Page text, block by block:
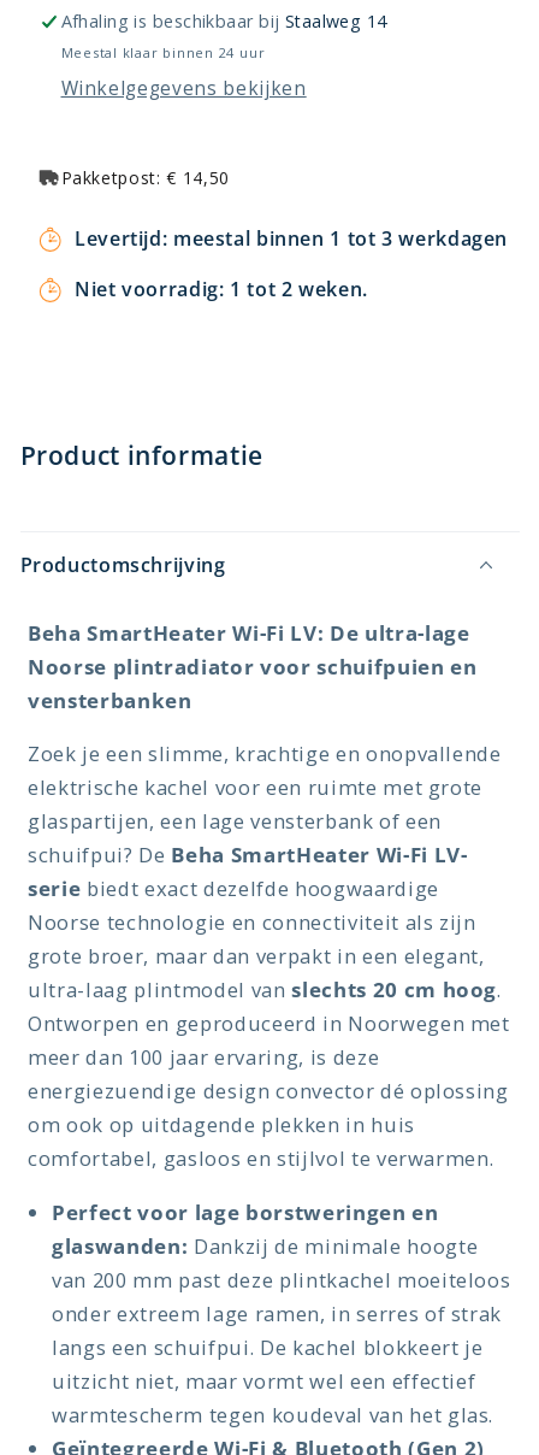
LV
serie
LV
serie
Afhaling is beschikbaar bij Staalweg 14
Meestal klaar binnen 24 uur
Winkelgegevens bekijken
Pakketpost: € 14,50
Levertijd: meestal binnen 1 tot 3 werkdagen
Niet voorradig: 1 tot 2 weken.
Product informatie
Productomschrijving
Beha SmartHeater Wi-Fi LV: De ultra-lage
Noorse plintradiator voor schuifpuien en
vensterbanken
Zoek je een slimme, krachtige en onopvallende
elektrische kachel voor een ruimte met grote
glaspartijen, een lage vensterbank of een
schuifpui? De Beha SmartHeater Wi-Fi LV-
serie biedt exact dezelfde hoogwaardige
Noorse technologie en connectiviteit als zijn
grote broer, maar dan verpakt in een elegant,
ultra-laag plintmodel vanslechts 20 cm hoog.
Ontworpen en geproduceerd in Noorwegen met
meer dan 100 jaar ervaring, is deze
energiezuendige design convector dé oplossing
om ook op uitdagende plekken in huis
comfortabel, gasloos en stijlvol te verwarmen.
Perfect voor lage borstweringen en
glaswanden: Dankzij de minimale hoogte
van 200 mm past deze plintkachel moeiteloos
onder extreem lage ramen, in serres of strak
langs een schuifpui. De kachel blokkeert je
uitzicht niet, maar vormt wel een effectief
warmtescherm tegen koudeval van het glas.
Geïntegreerde Wi-Fi & Bluetooth (Gen 2)